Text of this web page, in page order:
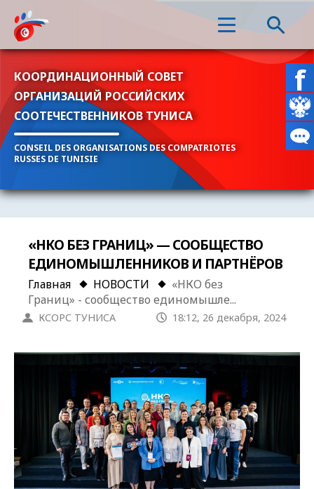
КООРДИНАЦИОННЫЙ СОВЕТ
ОРГАНИЗАЦИЙ РОССИЙСКИХ
СООТЕЧЕСТВЕННИКОВ ТУНИСА
CONSEIL DES ORGANISATIONS DES COMPATRIOTES
RUSSES DE TUNISIE
«НКО БЕЗ ГРАНИЦ» — СООБЩЕСТВО
ЕДИНОМЫШЛЕННИКОВ И ПАРТНЁРОВ
Главная НОВОСТИ
«НКО без
Границ» - сообщество единомышле...
КСОРС ТУНИСА 18:12, 26 декабря, 2024